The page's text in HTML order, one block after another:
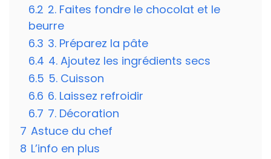
6.2 2. Faites fondre le chocolat et le
beurre
6.3 3. Préparez la pâte
6.4 4. Ajoutez les ingrédients secs
6.5 5. Cuisson
6.6 6. Laissez refroidir
6.7 7. Décoration
7 Astuce du chef
8 L’info en plus